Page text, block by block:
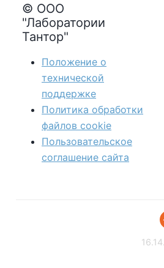
© ООО
"Лаборатории
Тантор"
Положение о
технической
поддержке
Политика обработки
файлов сookie
Пользовательское
соглашение сайта